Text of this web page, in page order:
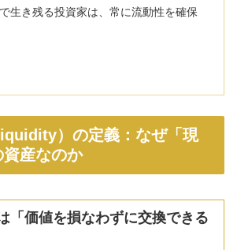
生き残る投資家は、常に流動性を確保
）の定義：なぜ「現
産なのか
「価値を損なわずに交換できる